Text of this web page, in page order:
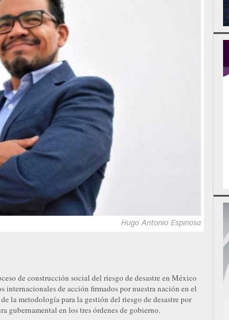
Hugo Antonio Espinosa
de construcción social del riesgo de desastre en México
internacionales de acción firmados por nuestra nación en el
la metodología para la gestión del riesgo de desastre por
gubernamental en los tres órdenes de gobierno.